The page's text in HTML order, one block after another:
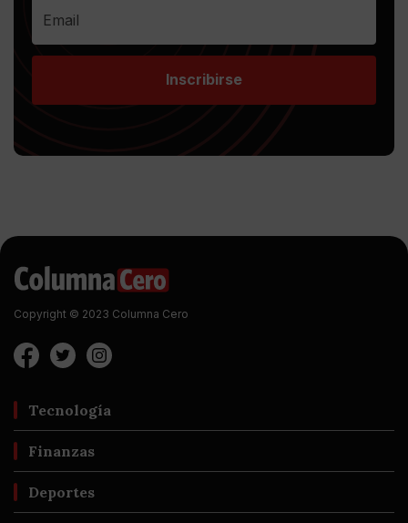
Inscribirse
Copyright © 2023 Columna Cero
Tecnología
Finanzas
Deportes